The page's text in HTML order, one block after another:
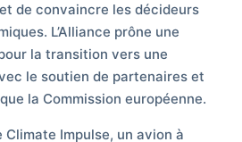
de convaincre les décideurs
L’Alliance prône une
la transition vers une
le soutien de partenaires et
la Commission européenne.
Impulse, un avion à